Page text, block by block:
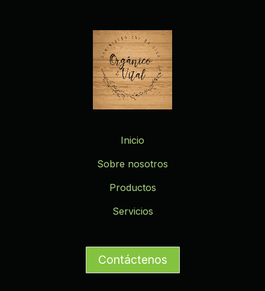
Inicio
Sobre nosotros
Productos
Servicios
Contáctenos